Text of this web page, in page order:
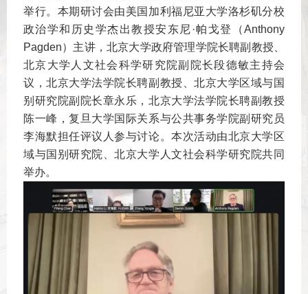
举行。本期研讨会由美国加利福尼亚大学洛杉矶分校
政治学和历史学杰出教授安东尼·帕戈登（Anthony
Pagden）主讲，北京大学政府管理学院长聘副教授、
北京大学人文社会科学研究院副院长段德敏主持会
议，北京大学法学院长聘副教授、北京大学区域与国
别研究院副院长章永乐，北京大学法学院长聘副教授
陈一峰，复旦大学国际关系与公共事务学院副研究员
李海默担任评议人参与讨论。本次活动由北京大学区
域与国别研究院、北京大学人文社会科学研究院共同
举办。